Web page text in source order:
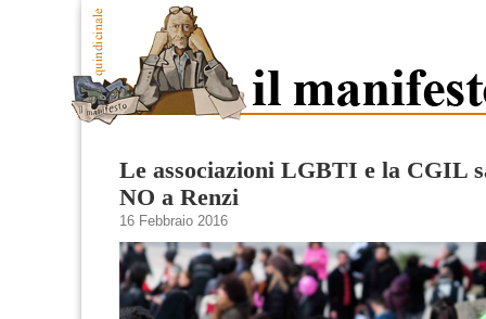
Le associazioni LGBTI e la CGIL
NO a Renzi
16 Febbraio 2016